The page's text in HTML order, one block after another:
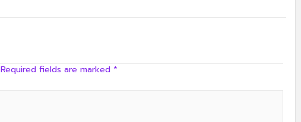
Required fields are marked *